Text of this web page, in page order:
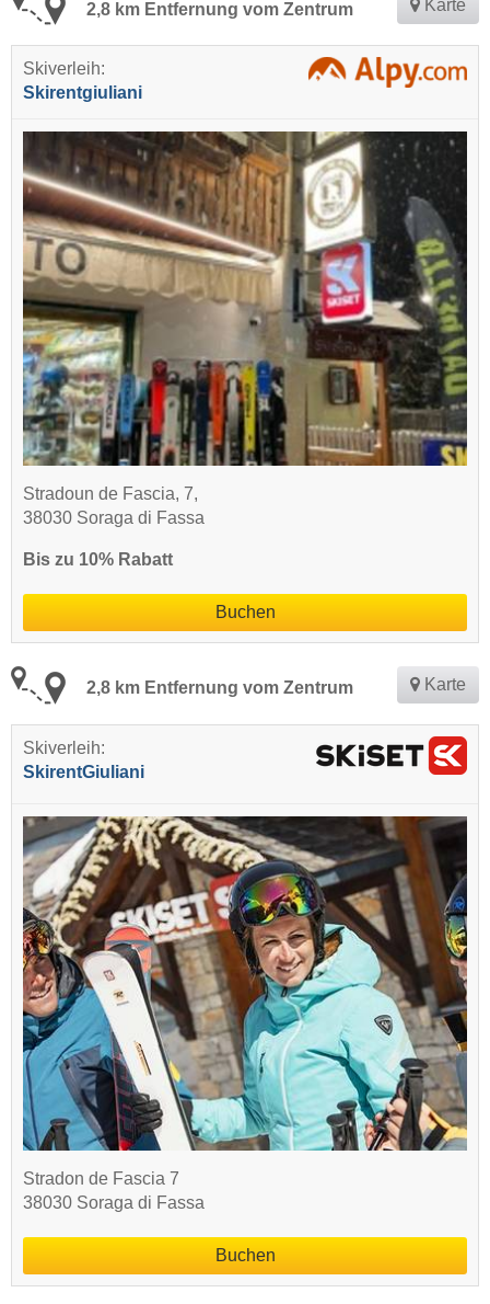
2,8 km Entfernung vom Zentrum Karte
Skiverleih:
Skirentgiuliani
Stradoun de Fascia, 7,
38030 Soraga di Fassa
Bis zu 10% Rabatt
Buchen
2,8 km Entfernung vom Zentrum Karte
Skiverleih:
SkirentGiuliani
Stradon de Fascia 7
38030 Soraga di Fassa
Buchen